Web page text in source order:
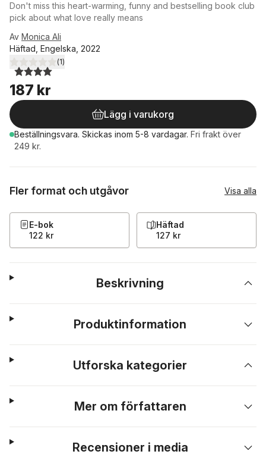
Don't miss this heart-warming, funny and bestselling book club
pick about what love really means
Av Monica Ali
Häftad, Engelska, 2022
4,0utav 5 stjärnor. Totalt antal röster:
(1)
187 kr
Lägg i varukorg
Beställningsvara. Skickas inom 5-8 vardagar. Fri frakt över
249 kr.
Fler format och utgåvor Visa alla
E-bok
122 kr
Häftad
127 kr
Beskrivning
Produktinformation
Utforska kategorier
Mer om författaren
Recensioner i media